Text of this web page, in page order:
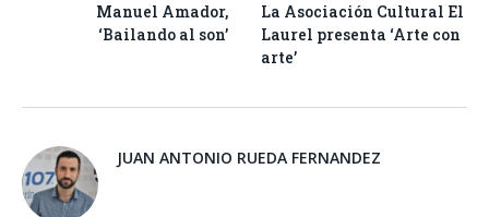
Manuel Amador,
‘Bailando al son’
La Asociación Cultural El
Laurel presenta ‘Arte con
arte’
JUAN ANTONIO RUEDA FERNANDEZ